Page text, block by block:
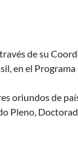
y
de su
en el
oriundos de
Pleno,